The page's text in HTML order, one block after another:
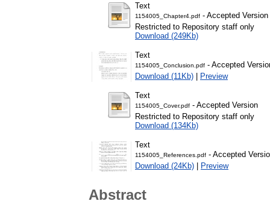
Text
1154005_Chapter4.pdf - Accepted Version
Restricted to Repository staff only
Download (249Kb)
Text
1154005_Conclusion.pdf - Accepted
Download (11Kb) | Preview
Text
1154005_Cover.pdf - Accepted Version
Restricted to Repository staff only
Download (134Kb)
Text
1154005_References.pdf - Accepted
Download (24Kb) | Preview
Abstract